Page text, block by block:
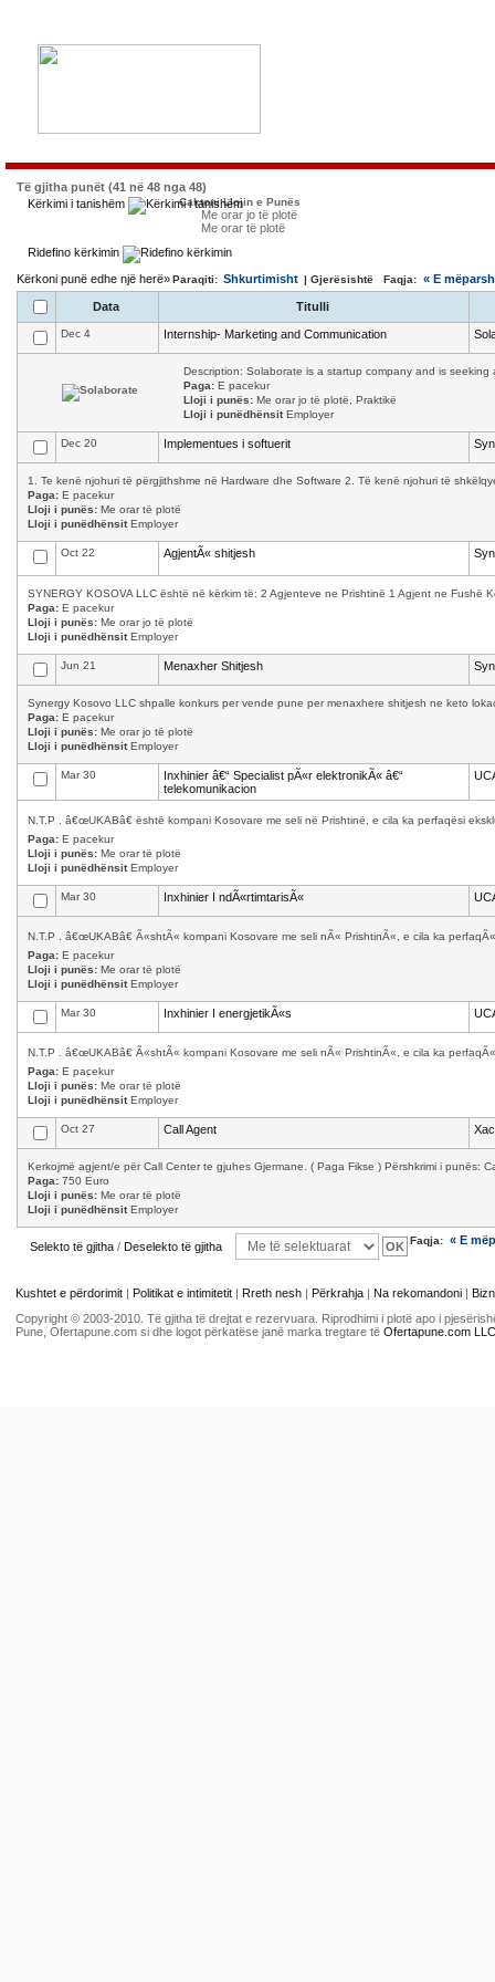
Të gjitha punët (41 në 48 nga 48)
Kërkimi i tanishëm
Caktoni Llojin e Punës
Me orar jo të plotë
Me orar të plotë
Ridefino kërkimin
Kërkoni punë edhe një herë»Paraqiti: Shkurtimisht | Gjerësishtë Faqja: « E
Data Titulli
Dec 4 Internship- Marketing and Communication
Description: Solaborate is a startup company and is
Paga: E pacekur
Lloji i punës: Me orar jo të plotë, Praktikë
Lloji i punëdhënsitEmployer
Dec 20 Implementues i softuerit
1. Te kenë njohuri të përgjithshme në Hardware dhe Software 2. Të kenë njohuri të
Paga: E pacekur
Lloji i punës: Me orar të plotë
Lloji i punëdhënsitEmployer
Oct 22 AgjentÃ« shitjesh
SYNERGY KOSOVA LLC është në kërkim të: 2 Agjenteve ne Prishtinë 1 Agjent ne Fushë
Paga: E pacekur
Lloji i punës: Me orar jo të plotë
Lloji i punëdhënsitEmployer
Jun 21 Menaxher Shitjesh
Synergy Kosovo LLC shpalle konkurs per vende pune per menaxhere shitjesh ne keto
Paga: E pacekur
Lloji i punës: Me orar jo të plotë
Lloji i punëdhënsitEmployer
Mar 30
Inxhinier â€“ Specialist pÃ«r elektronikÃ« â€“
telekomunikacion
N.T.P . â€œUKABâ€ është kompani Kosovare me seli në Prishtinë, e cila ka perfaqësi
Paga: E pacekur
Lloji i punës: Me orar të plotë
Lloji i punëdhënsitEmployer
Mar 30 Inxhinier I ndÃ«rtimtarisÃ«
N.T.P . â€œUKABâ€ Ã«shtÃ« kompani Kosovare me seli nÃ« PrishtinÃ«, e cila ka
Paga: E pacekur
Lloji i punës: Me orar të plotë
Lloji i punëdhënsitEmployer
Mar 30 Inxhinier I energjetikÃ«s
N.T.P . â€œUKABâ€ Ã«shtÃ« kompani Kosovare me seli nÃ« PrishtinÃ«, e cila ka
Paga: E pacekur
Lloji i punës: Me orar të plotë
Lloji i punëdhënsitEmployer
Oct 27 Call Agent
Kerkojmë agjent/e për Call Center te gjuhes Gjermane. ( Paga Fikse ) Përshkrimi i punës:
Paga: 750 Euro
Lloji i punës: Me orar të plotë
Lloji i punëdhënsitEmployer
Selekto të gjitha / Deselekto të gjitha Faqja: « E
Kushtet e përdorimit | Politikat e intimitetit | Rreth nesh | Përkrahja | Na rekomandoni |
Copyright © 2003-2010. Të gjitha të drejtat e rezervuara. Riprodhimi i plotë apo i
Pune, Ofertapune.com si dhe logot përkatëse janë marka tregtare të Ofertapune.com LLC